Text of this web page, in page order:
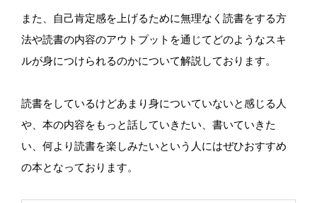
また、自己肯定感を上げるために無理なく読書をする方
法や読書の内容のアウトプットを通じてどのようなスキ
ルが身につけられるのかについて解説しております。
読書をしているけどあまり身についていないと感じる人
や、本の内容をもっと話していきたい、書いていきた
い、何より読書を楽しみたいという人にはぜひおすすめ
の本となっております。